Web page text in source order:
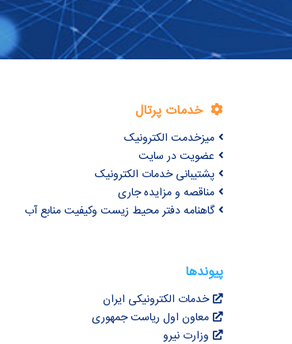
خدمات پرتال
میزخدمت الکترونیک
عضویت در سایت
پشتیبانی خدمات الکترونیک
مناقصه و مزایده جاری
گاهنامه دفتر محیط زیست وکیفیت منابع آب
پیوندها
خدمات الکترونیکی ایران
معاون اول ریاست جمهوری
وزارت نیرو